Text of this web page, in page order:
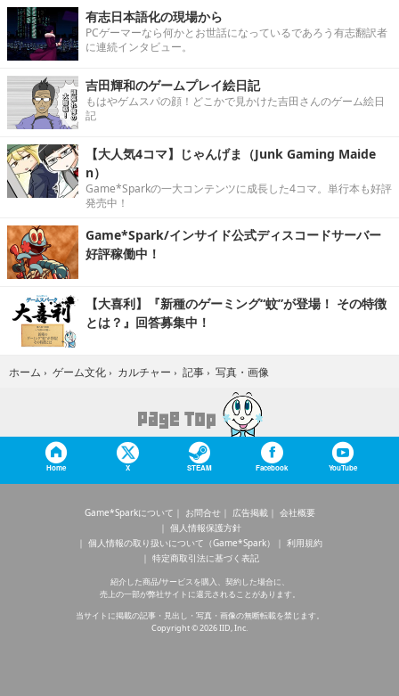
有志日本語化の現場から
PCゲーマーなら何かとお世話になっているであろう有志翻訳者
に連続インタビュー。
吉田輝和のゲームプレイ絵日記
もはやゲムスパの顔！どこかで見かけた吉田さんのゲーム絵日
記
【大人気4コマ】じゃんげま（Junk Gaming Maide
n）
Game*Sparkの一大コンテンツに成長した4コマ。単行本も好評
発売中！
Game*Spark/インサイド公式ディスコードサーバー
好評稼働中！
【大喜利】『新種のゲーミング“蚊”が登場！ その特徴
とは？』回答募集中！
ホーム › ゲーム文化 › カルチャー › 記事 › 写真・画像
Home X STEAM Facebook YouTube
Game*Sparkについて お問合せ 広告掲載
会社概要
個人情報保護方針
個人情報の取り扱いについて（Game*Spark）
利用規約
特定商取引法に基づく表記
紹介した商品/サービスを購入、契約した場合に、
売上の一部が弊社サイトに還元されることがあります。
当サイトに掲載の記事・見出し・写真・画像の無断転載を禁じます。
Copyright © 2026 IID, Inc.